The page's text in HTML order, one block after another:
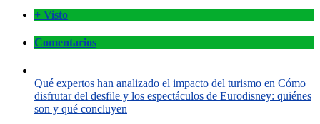
+ Visto
Comentarios
Qué expertos han analizado el impacto del turismo en Cómo
disfrutar del desfile y los espectáculos de Eurodisney: quiénes
son y qué concluyen